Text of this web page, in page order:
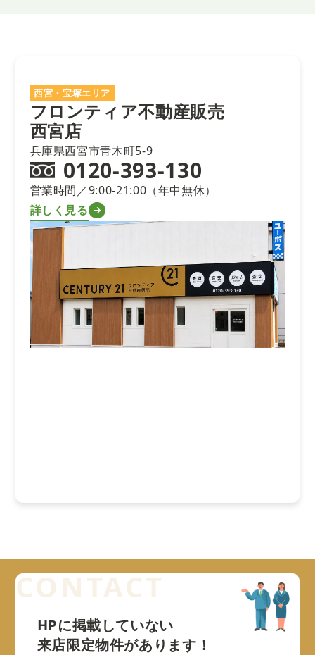
西宮・宝塚エリア
フロンティア不動産販売
西宮店
兵庫県西宮市青木町5-9
0120-393-130
営業時間／9:00-21:00（年中無休）
詳しく見る
HPに掲載していない
来店限定物件があります！